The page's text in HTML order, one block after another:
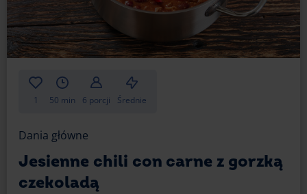
1 50 min 6 porcji Średnie
Dania główne
Jesienne chili con carne z gorzką
czekoladą